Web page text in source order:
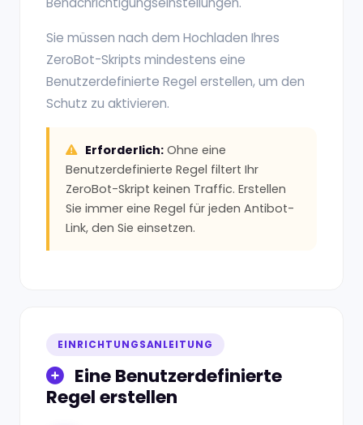
Sie müssen nach dem Hochladen Ihres
ZeroBot-Skripts mindestens eine
Benutzerdefinierte Regel erstellen, um den
Schutz zu aktivieren.
Erforderlich: Ohne eine
Benutzerdefinierte Regel filtert Ihr
ZeroBot-Skript keinen Traffic. Erstellen
Sie immer eine Regel für jeden Antibot-
Link, den Sie einsetzen.
EINRICHTUNGSANLEITUNG
Eine Benutzerdefinierte
Regel erstellen